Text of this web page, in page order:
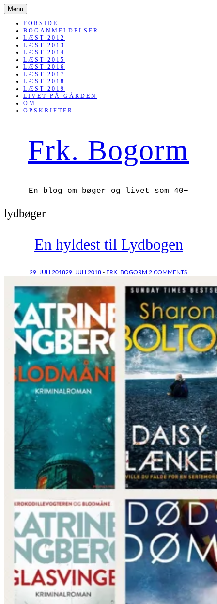
Menu SKIP
TO
CONTENT
FORSIDE
BOGANMELDELSER
LÆST 2012
LÆST 2013
LÆST 2014
LÆST 2015
LÆST 2016
LÆST 2017
LÆST 2018
LÆST 2019
LIVET PÅ GÅRDEN
OM
OPSKRIFTER
Frk. Bogorm
En blog om bøger og livet som 40+
lydbøger
En hyldest til Lydbogen
29. JULI 201829. JULI 2018 - FRK. BOGORM 2 COMMENTS